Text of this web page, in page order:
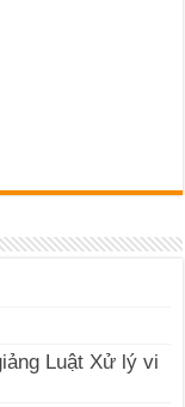
Luật Xử lý vi